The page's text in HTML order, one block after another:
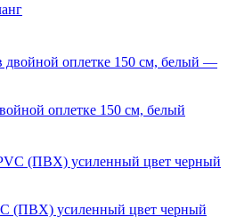
оплетке 150 см, белый
(ПВХ) усиленный цвет черный